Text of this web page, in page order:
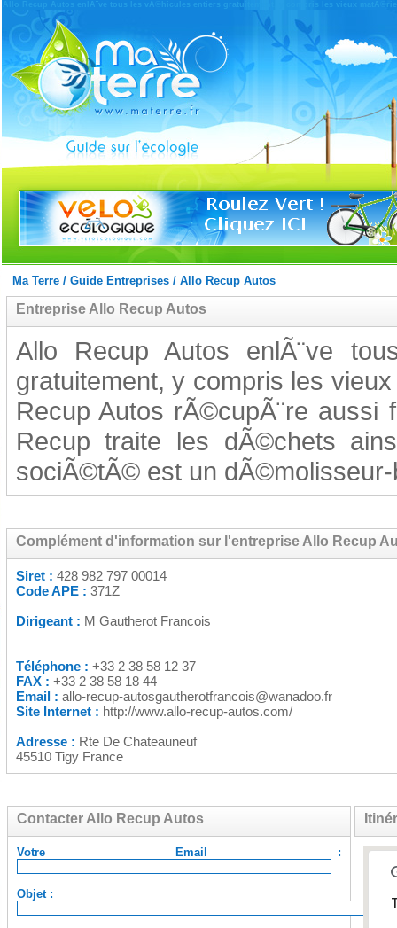
Allo Recup Autos enlÃ¨ve tous les vÃ©hicules entiers gratuitement, y compris les vieux
Ma Terre/ Guide Entreprises/ Allo Recup Autos
Entreprise Allo Recup Autos
Allo Recup Autos enlÃ¨ve
gratuitement, y compris les
Recup Autos rÃ©cupÃ¨re aussi
Recup traite les dÃ©chets
sociÃ©tÃ© est un
Complément d'information sur l'entreprise Allo Recup
Siret : 428 982 797 00014
Code APE : 371Z
Dirigeant : M Gautherot Francois
Téléphone : +33 2 38 58 12 37
FAX : +33 2 38 58 18 44
Email : allo-recup-autosgautherotfrancois@wanadoo.fr
Site Internet : http://www.allo-recup-autos.com/
Adresse : Rte De Chateauneuf
45510 Tigy France
Contacter Allo Recup Autos
Votre Email :
Objet :